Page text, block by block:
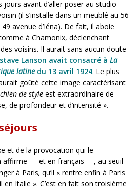
jours avant d’aller poser au studio
(il s’installe dans un meublé au 56
avenue d’Iéna). De fait, il aboie
à Chamonix, déclenchant
voisins. Il aurait sans aucun doute
Lanson avait consacré à La
latine du 13 avril 1924. Le plus
goûté cette image caractérisant
chien de style est extraordinaire de
de profondeur et d’intensité ».
et de la provocation qui le
affirme — et en français —, au seuil
à Paris, qu’il « rentre enfin à Paris
en Italie ». C’est en fait son troisième